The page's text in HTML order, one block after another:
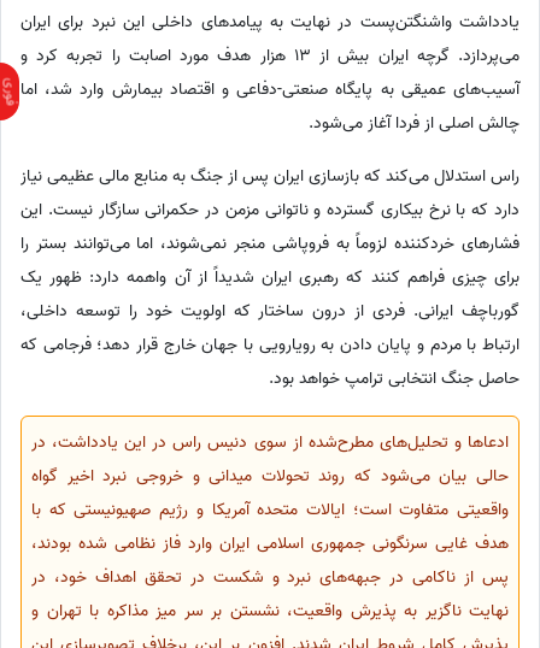
یادداشت واشنگتن‌پست در نهایت به پیامدهای داخلی این نبرد برای ایران
می‌پردازد. گرچه ایران بیش از 13 هزار هدف مورد اصابت را تجربه کرد و
آسیب‌های عمیقی به پایگاه صنعتی-دفاعی و اقتصاد بیمارش وارد شد، اما
چالش اصلی از فردا آغاز می‌شود.
راس استدلال می‌کند که بازسازی ایران پس از جنگ به منابع مالی عظیمی نیاز
دارد که با نرخ بیکاری گسترده و ناتوانی مزمن در حکمرانی سازگار نیست. این
فشارهای خردکننده لزوماً به فروپاشی منجر نمی‌شوند، اما می‌توانند بستر را
برای چیزی فراهم کنند که رهبری ایران شدیداً از آن واهمه دارد: ظهور یک
گورباچف ایرانی. فردی از درون ساختار که اولویت خود را توسعه داخلی،
ارتباط با مردم و پایان دادن به رویارویی با جهان خارج قرار دهد؛ فرجامی که
حاصل جنگ انتخابی ترامپ خواهد بود.
ادعاها و تحلیل‌های مطرح‌شده از سوی دنیس راس در این یادداشت، در
حالی بیان می‌شود که روند تحولات میدانی و خروجی نبرد اخیر گواه
واقعیتی متفاوت است؛ ایالات متحده آمریکا و رژیم صهیونیستی که با
هدف غایی سرنگونی جمهوری اسلامی ایران وارد فاز نظامی شده بودند،
پس از ناکامی در جبهه‌های نبرد و شکست در تحقق اهداف خود، در
نهایت ناگزیر به پذیرش واقعیت، نشستن بر سر میز مذاکره با تهران و